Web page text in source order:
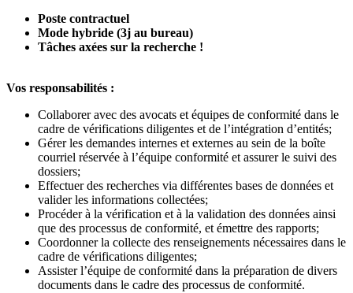
Poste contractuel
Mode hybride (3j au bureau)
Tâches axées sur la recherche !
Vos responsabilités :
Collaborer avec des avocats et équipes de conformité dans le
cadre de vérifications diligentes et de l’intégration d’entités;
Gérer les demandes internes et externes au sein de la boîte
courriel réservée à l’équipe conformité et assurer le suivi des
dossiers;
Effectuer des recherches via différentes bases de données et
valider les informations collectées;
Procéder à la vérification et à la validation des données ainsi
que des processus de conformité, et émettre des rapports;
Coordonner la collecte des renseignements nécessaires dans le
cadre de vérifications diligentes;
Assister l’équipe de conformité dans la préparation de divers
documents dans le cadre des processus de conformité.